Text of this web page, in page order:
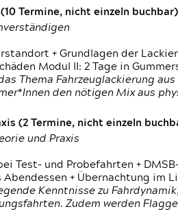
Termine, nicht einzeln buchbar)
+ Grundlagen der
Modul II: 2 Tage in
Thema Fahrzeuglackierung
den nötigen Mix aus
(2 Termine, nicht einzeln
und Praxis
Test- und Probefahrten +
+ Übernachtung im
Kenntnisse zu
Zudem werden